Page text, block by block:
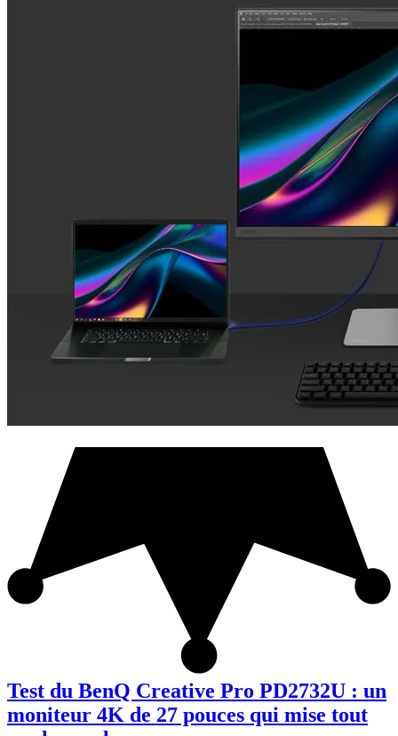
Test du BenQ Creative Pro PD2732U : un
moniteur 4K de 27 pouces qui mise tout